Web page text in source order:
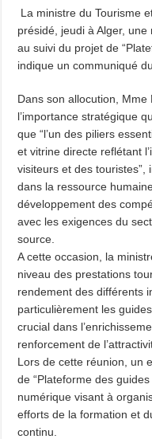
La ministre du Tourisme
présidé, jeudi à Alger,
au suivi du projet de
indique un communiqué
Dans son allocution,
l’importance stratégique
que “l’un des piliers
et vitrine directe reflétant
visiteurs et des touristes”,
dans la ressource
développement des
avec les exigences du
source.
A cette occasion, la
niveau des prestations
rendement des différents
particulièrement les
crucial dans
renforcement de
Lors de cette réunion, un
de “Plateforme des
numérique visant à
efforts de la formation et
continu.